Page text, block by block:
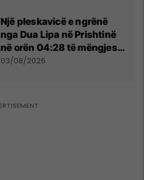
Një pleskavicë e ngrënë
nga Dua Lipa në Prishtinë
në orën 04:28 të mëngjesit
- dhe bota digjitale serbe
03/08/2026